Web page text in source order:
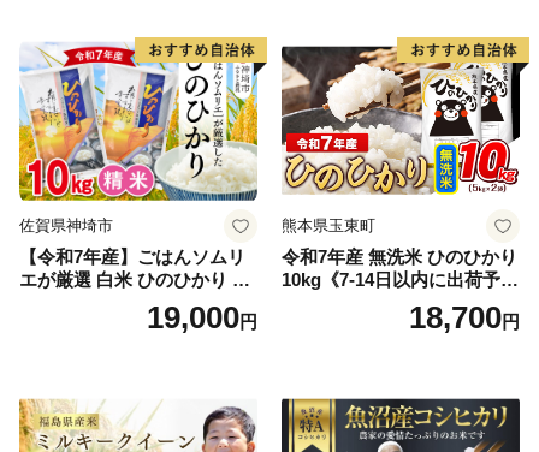
野町産 Elevation
佐賀県神埼市
【令和7年産】ごはんソムリ
エが厳選 白米 ひのひかり 10
米 10kg 5kg×2 ひのひかり ブ
19,000円
熊本県玉東町
令和7年産 無洗米 ひのひかり
10kg《7-14日以内に出荷予定
(土日祝除く)》コメ 米 無洗米
令和7年産 高レビュー｜人気
18,700円